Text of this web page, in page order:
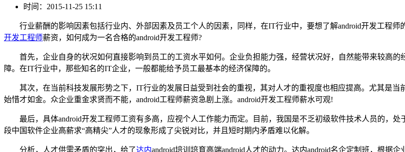
时间：2015-11-25 15:11
行业薪酬的影响因素包括行业内、外部因素及员工个人的因素，同样，在IT行业中，要想了解android开发工程
开发工程师薪资，如何成为一名合格的android开发工程师?
首先，企业自身的状况如何直接影响到员工的工资水平如何。企业负担能力强，经营状况好，自然能带来较高
障。在IT行业中，那些知名的IT企业，一般都能给予员工最基本的经济保障的。
其次，在当前科技发展形势之下，IT行业的发展日益受到社会的重视，其对人才的重视度也相应提高。尤其是当
始惜才如金。众企业重金求贤而不能，android工程师薪资急剧上涨。android开发工程师薪水可观!
最后，具体android开发工程师工资有多高，应视个人工作能力而定。目前，我国是不乏初级软件技术人员的，
段中国软件企业高薪求“高精尖”人才的现象形成了尖锐对比，并且短时期内矛盾难以化解。
分析，人才供需矛盾的突出，给了达内android培训培育高端android人才的动力。达内android名企定制班，根据